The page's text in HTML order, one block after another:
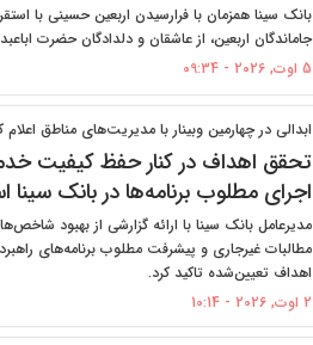
بانک سینا همزمان با فرارسیدن اربعین حسینی با
جاماندگان اربعین، از عاشقان و دلدادگان حضرت
5 اوت, 2026 - 09:34
ابدالی در چهارمین وبینار با مدیریت‌های مناطق اعلام
تحقق اهداف در کنار حفظ کیفیت
اجرای مطلوب برنامه‌ها در بانک
مدیرعامل بانک سینا با ارائه گزارشی از بهبود
مطالبات غیرجاری و پیشرفت مطلوب برنامه‌های
اهداف تعیین‌شده تاکید کرد.
2 اوت, 2026 - 10:14